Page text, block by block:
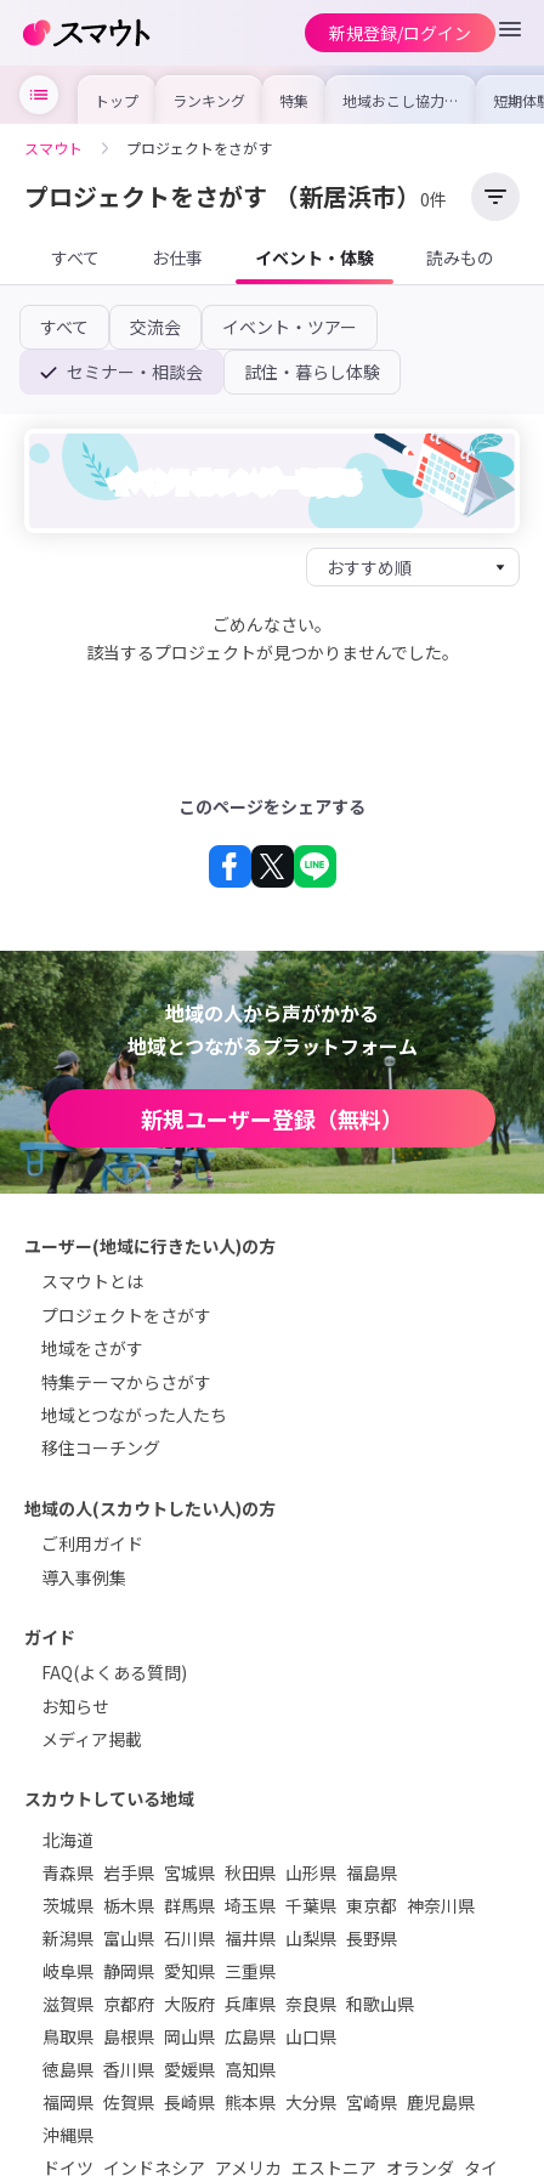
新規登録/ログイン
トップ ランキング 特集 地域おこし協力隊
の求人やイベント
を集めました！仕
けよう
短期体
り〜数
域を知
スマウト プロジェクトをさがす
プロジェクトをさがす （新居浜市） 0件
すべて お仕事 イベント・体験 読みもの
すべて 交流会
イベント・ツアー
セミナー・相談会
試住・暮らし体験
イベントカレンダーを見る
ごめんなさい。
該当するプロジェクトが見つかりませんでした。
このページをシェアする
地域の人から声がかかる
地域とつながるプラットフォーム
新規ユーザー登録（無料）
ユーザー(地域に行きたい人)の方
スマウトとは
プロジェクトをさがす
地域をさがす
特集テーマからさがす
地域とつながった人たち
移住コーチング
地域の人(スカウトしたい人)の方
ご利用ガイド
導入事例集
ガイド
FAQ(よくある質問)
お知らせ
メディア掲載
スカウトしている地域
北海道
青森県 岩手県 宮城県 秋田県 山形県 福島県
茨城県 栃木県 群馬県 埼玉県 千葉県 東京都 神奈川県
新潟県 富山県 石川県 福井県 山梨県 長野県
岐阜県 静岡県 愛知県 三重県
滋賀県 京都府 大阪府 兵庫県 奈良県 和歌山県
鳥取県 島根県 岡山県 広島県 山口県
徳島県 香川県 愛媛県 高知県
福岡県 佐賀県 長崎県 熊本県 大分県 宮崎県 鹿児島県
沖縄県
ドイツ インドネシア アメリカ エストニア オランダ タイ